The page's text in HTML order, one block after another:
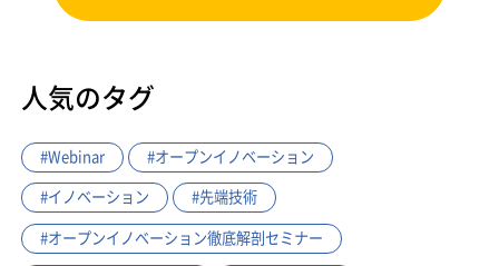
人気のタグ
#Webinar #オープンイノベーション
#イノベーション #先端技術
#オープンイノベーション徹底解剖セミナー